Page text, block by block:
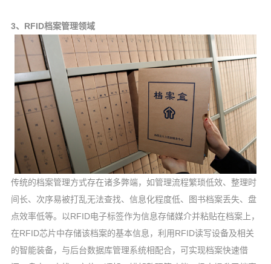
3、RFID档案管理领域
传统的档案管理方式存在诸多弊端，如管理流程繁琐低效、整理时
间长、次序易被打乱无法查找、信息化程度低、图书档案丢失、盘
点效率低等。以RFID电子标签作为信息存储媒介并粘贴在档案上，
在RFID芯片中存储该档案的基本信息，利用RFID读写设备及相关
的智能装备，与后台数据库管理系统相配合，可实现档案快速借